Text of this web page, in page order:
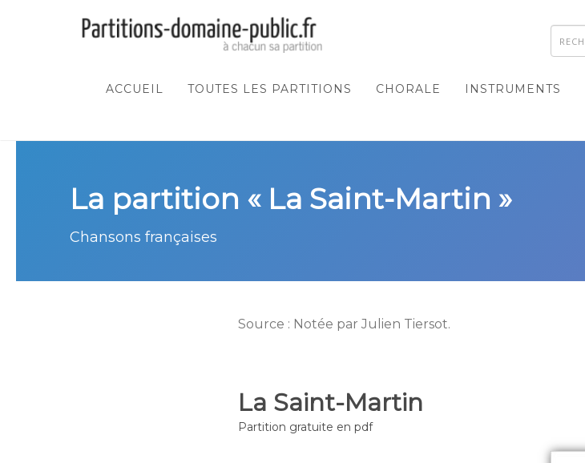
ACCUEIL TOUTES LES PARTITIONS CHORALE INSTRUMENTS
La partition « La Saint-Martin »
Chansons françaises
Source : Notée par Julien Tiersot.
La Saint-Martin
Partition gratuite en pdf